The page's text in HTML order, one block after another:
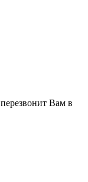
Вам в